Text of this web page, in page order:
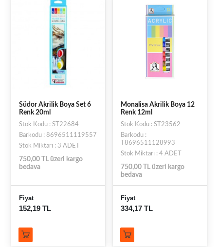
Südor Akrilik Boya Set 6
Renk 20ml
Stok Kodu : ST22684
Barkodu : 8696511119557
Stok Miktarı : 3 ADET
750,00 TL üzeri kargo
bedava
Fiyat
152,19 TL
Monalisa Akrilik Boya 12
Renk 12ml
Stok Kodu : ST23562
Barkodu :
T8696511128993
Stok Miktarı : 4 ADET
750,00 TL üzeri kargo
bedava
Fiyat
334,17 TL